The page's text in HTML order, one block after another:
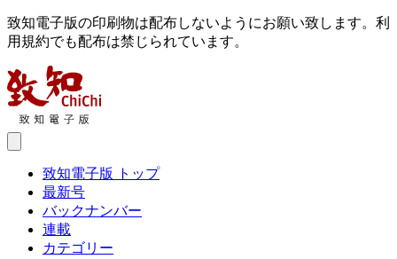
致知電子版の印刷物は配布しないようにお願い致します。利
用規約でも配布は禁じられています。
致知電子版 トップ
最新号
バックナンバー
連載
カテゴリー